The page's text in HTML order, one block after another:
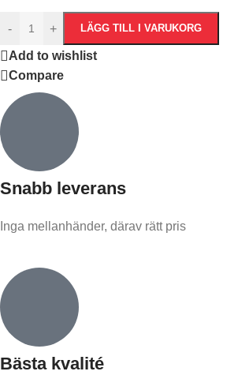
- + LÄGG TILL I VARUKORG
Add to wishlist
Compare
Snabb leverans​
Inga mellanhänder, därav rätt pris
Bästa kvalité